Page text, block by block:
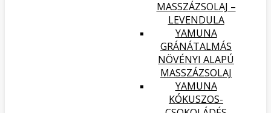
MASSZÁZSOLAJ –
LEVENDULA
YAMUNA
GRÁNÁTALMÁS
NÖVÉNYI ALAPÚ
MASSZÁZSOLAJ
YAMUNA
KÓKUSZOS-